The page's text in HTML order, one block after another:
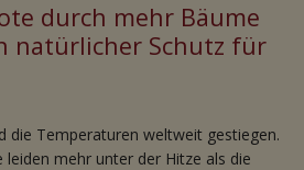
durch mehr Bäume
natürlicher Schutz für
die Temperaturen weltweit gestiegen.
leiden mehr unter der Hitze als die